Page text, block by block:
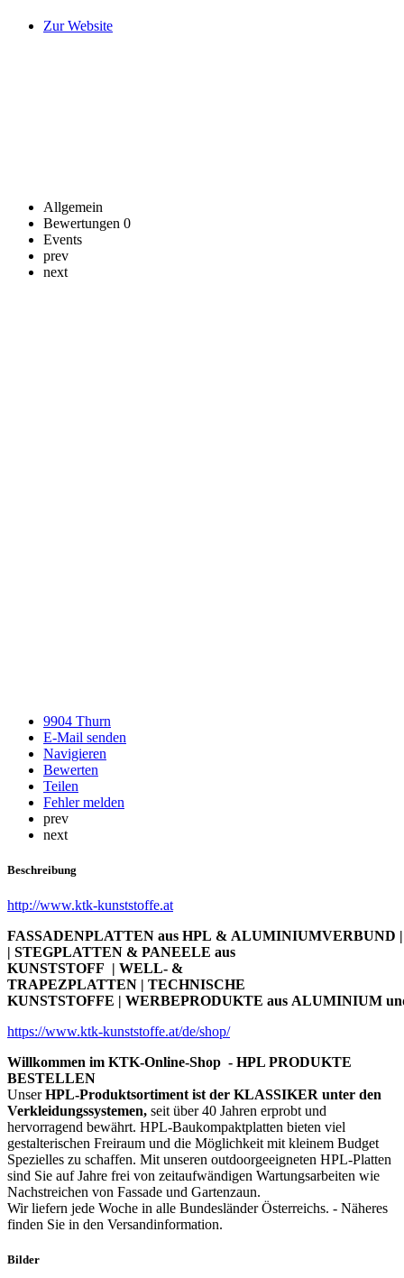
Zur Website
Allgemein
Bewertungen 0
Events
prev
next
9904 Thurn
E-Mail senden
Navigieren
Bewerten
Teilen
Fehler melden
prev
next
Beschreibung
http://www.ktk-kunststoffe.at
FASSADENPLATTEN aus HPL & ALUMINIUMVERBUND
| STEGPLATTEN & PANEELE aus
KUNSTSTOFF | WELL- &
TRAPEZPLATTEN | TECHNISCHE
KUNSTSTOFFE | WERBEPRODUKTE aus ALUMINIUM
https://www.ktk-kunststoffe.at/de/shop/
Willkommen im KTK-Online-Shop - HPL PRODUKTE
BESTELLEN
UnserHPL-Produktsortiment ist der KLASSIKER unter den
Verkleidungssystemen, seit über 40 Jahren erprobt und
hervorragend bewährt. HPL-Baukompaktplatten bieten viel
gestalterischen Freiraum und die Möglichkeit mit kleinem Budget
Spezielles zu schaffen. Mit unseren outdoorgeeigneten HPL-Platten
sind Sie auf Jahre frei von zeitaufwändigen Wartungsarbeiten wie
Nachstreichen von Fassade und Gartenzaun.
Wir liefern jede Woche in alle Bundesländer Österreichs. - Näheres
finden Sie in den Versandinformation.
Bilder